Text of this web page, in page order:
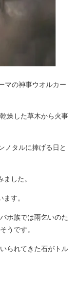
マの神事ウオルカー
燥した草木から火事
ノタルに捧げる日と
した。
す。
ホ族では雨乞いのた
うです。
られてきた石がトル